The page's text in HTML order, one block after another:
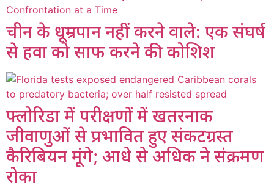
चीन के धूम्रपान नहीं करने वाले: एक संघर्ष
से हवा को साफ करने की कोशिश
फ्लोरिडा में परीक्षणों में खतरनाक
जीवाणुओं से प्रभावित हुए संकटग्रस्त
कैरिबियन मूंगे; आधे से अधिक ने संक्रमण
रोका